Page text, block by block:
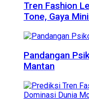
Tren Fashion
Tone, Gaya
Pandangan
Mantan